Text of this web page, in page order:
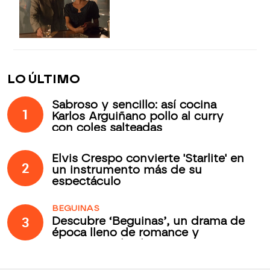
LO ÚLTIMO
1
Sabroso y sencillo: así cocina
Karlos Arguiñano pollo al curry
con coles salteadas
2
Elvis Crespo convierte 'Starlite' en
un instrumento más de su
espectáculo
3
BEGUINAS
Descubre ‘Beguinas’, un drama de
época lleno de romance y